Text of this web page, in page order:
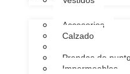
Accesorios
Calzado
Prendas de
Impermeables